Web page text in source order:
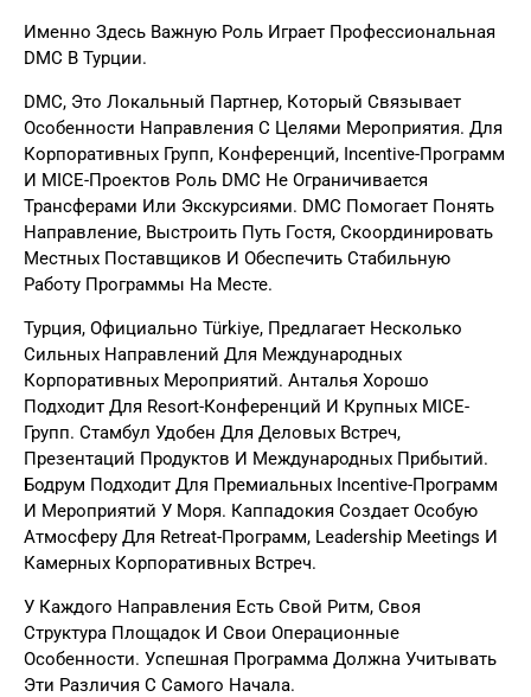
Именно Здесь Важную Роль Играет Профессиональная
DMC В Турции.
DMC, Это Локальный Партнер, Который Связывает
Особенности Направления С Целями Мероприятия. Для
Корпоративных Групп, Конференций, Incentive-Программ
И MICE-Проектов Роль DMC Не Ограничивается
Трансферами Или Экскурсиями. DMC Помогает Понять
Направление, Выстроить Путь Гостя, Скоординировать
Местных Поставщиков И Обеспечить Стабильную
Работу Программы На Месте.
Турция, Официально Türkiye, Предлагает Несколько
Сильных Направлений Для Международных
Корпоративных Мероприятий. Анталья Хорошо
Подходит Для Resort-Конференций И Крупных MICE-
Групп. Стамбул Удобен Для Деловых Встреч,
Презентаций Продуктов И Международных Прибытий.
Бодрум Подходит Для Премиальных Incentive-Программ
И Мероприятий У Моря. Каппадокия Создает Особую
Атмосферу Для Retreat-Программ, Leadership Meetings И
Камерных Корпоративных Встреч.
У Каждого Направления Есть Свой Ритм, Своя
Структура Площадок И Свои Операционные
Особенности. Успешная Программа Должна Учитывать
Эти Различия С Самого Начала.